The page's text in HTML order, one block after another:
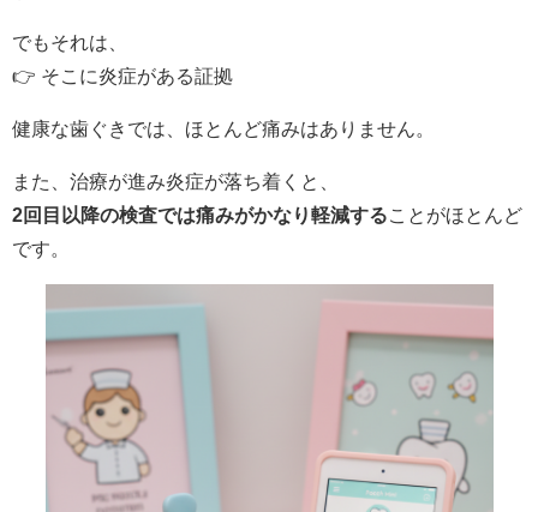
でもそれは、
👉 そこに炎症がある証拠
健康な歯ぐきでは、ほとんど痛みはありません。
また、治療が進み炎症が落ち着くと、
2回目以降の検査では痛みがかなり軽減する ことがほとんど
です。